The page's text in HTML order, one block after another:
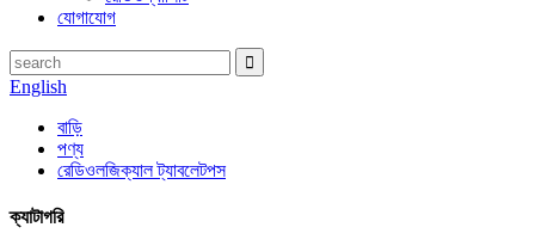
যোগাযোগ
English
বাড়ি
পণ্য
রেডিওলজিক্যাল ট্যাবলেটপস
ক্যাটাগরি